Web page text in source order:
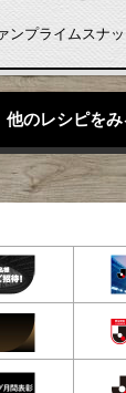
ンプライムスナ
他のレシピをみ